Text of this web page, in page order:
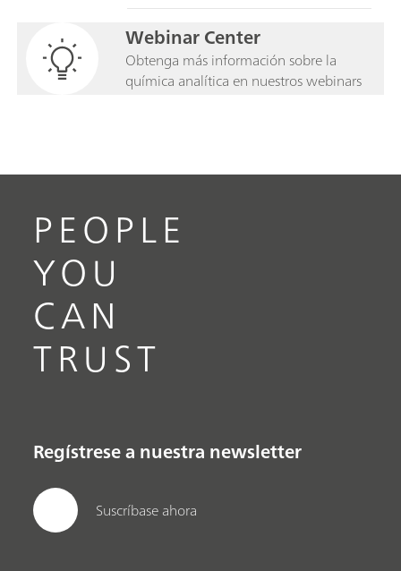
Webinar Center
Obtenga más información sobre la
química analítica en nuestros webinars
PEOPLE
YOU
CAN
TRUST
Regístrese a nuestra newsletter
Suscríbase ahora